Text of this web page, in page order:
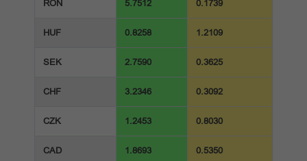
RON 5.7512 0.1739
HUF 0.8258 1.2109
SEK 2.7590 0.3625
CHF 3.2346 0.3092
CZK 1.2453 0.8030
CAD 1.8693 0.5350